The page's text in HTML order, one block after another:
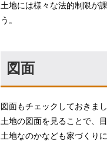
土地には様々な法的制限が
う。
図面
図面もチェックしておきまし
土地の図面を見ることで、
土地なのかなども家づくり